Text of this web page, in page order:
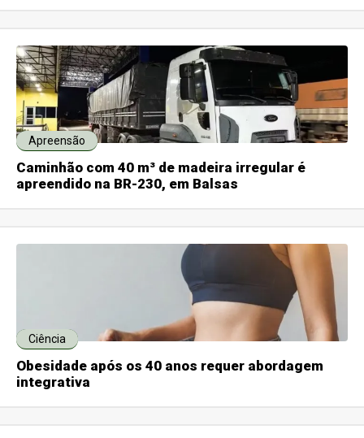
Apreensão
Caminhão com 40 m³ de madeira irregular é
apreendido na BR-230, em Balsas
Ciência
Obesidade após os 40 anos requer abordagem
integrativa